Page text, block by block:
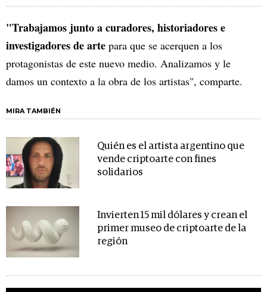
"Trabajamos junto a curadores, historiadores e
investigadores de arte para que se acerquen a los
protagonistas de este nuevo medio. Analizamos y le
damos un contexto a la obra de los artistas", comparte.
MIRA TAMBIÉN
Quién es el artista argentino que
vende criptoarte con fines
solidarios
Invierten 15 mil dólares y crean el
primer museo de criptoarte de la
región